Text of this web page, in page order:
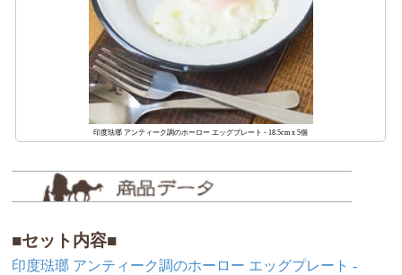
印度琺瑯 アンティーク調のホーロー エッグプレート - 18.5cm x 5個
■セット内容■
印度琺瑯 アンティーク調のホーロー エッグプレート -